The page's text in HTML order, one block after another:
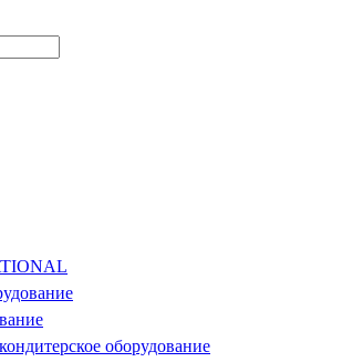
оборудование